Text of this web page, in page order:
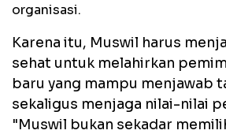
organisasi.
Karena itu, Muswil harus
sehat untuk melahirkan
baru yang mampu menjawab
sekaligus menjaga nilai-nilai
"Muswil bukan sekadar